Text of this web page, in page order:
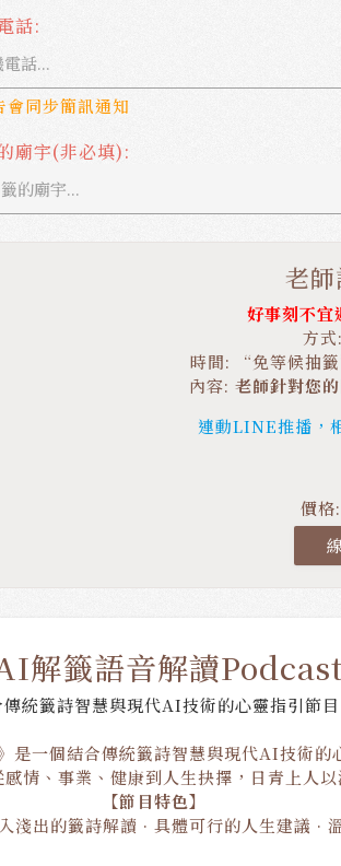
話:
同步簡訊通知
廟宇(非必填):
老
好事刻不宜
方
時間: “免等候抽
內容: 老師針對您
連動LINE推播，
價格:
解籤語音解讀Podcast
傳統籤詩智慧與現代AI技術的心靈指引節目
是一個結合傳統籤詩智慧與現代AI技術的
情、事業、健康到人生抉擇，日青上人
【節目特色】
淺出的籤詩解讀 · 具體可行的人生建議 ·